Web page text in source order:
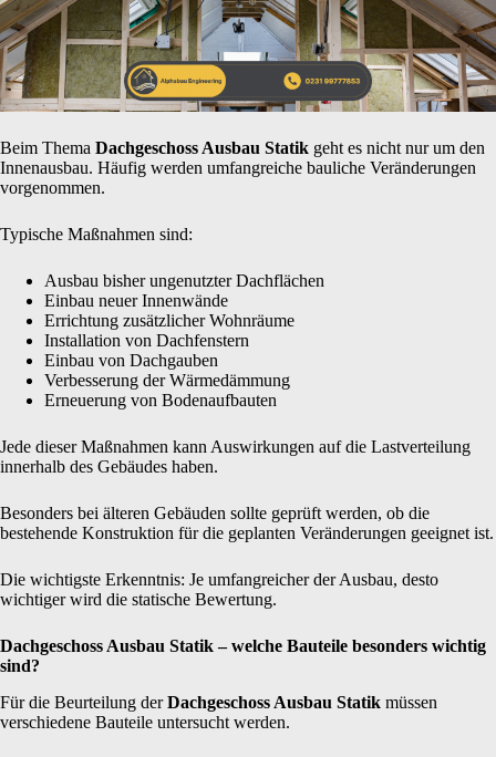
Beim Thema Dachgeschoss Ausbau Statik geht es nicht nur um den
Innenausbau. Häufig werden umfangreiche bauliche Veränderungen
vorgenommen.
Typische Maßnahmen sind:
Ausbau bisher ungenutzter Dachflächen
Einbau neuer Innenwände
Errichtung zusätzlicher Wohnräume
Installation von Dachfenstern
Einbau von Dachgauben
Verbesserung der Wärmedämmung
Erneuerung von Bodenaufbauten
Jede dieser Maßnahmen kann Auswirkungen auf die Lastverteilung
innerhalb des Gebäudes haben.
Besonders bei älteren Gebäuden sollte geprüft werden, ob die
bestehende Konstruktion für die geplanten Veränderungen geeignet ist.
Die wichtigste Erkenntnis: Je umfangreicher der Ausbau, desto
wichtiger wird die statische Bewertung.
Dachgeschoss Ausbau Statik – welche Bauteile besonders wichtig
sind?
Für die Beurteilung derDachgeschoss Ausbau Statik müssen
verschiedene Bauteile untersucht werden.